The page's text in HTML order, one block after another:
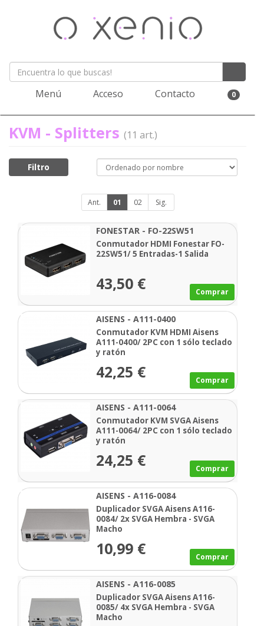
Menú Acceso Contacto 0
KVM - Splitters (11 art.)
Filtro
Ant. 01 02 Sig.
FONESTAR - FO-22SW51
Conmutador HDMI Fonestar FO-
22SW51/ 5 Entradas-1 Salida
43,50 € Comprar
AISENS - A111-0400
Conmutador KVM HDMI Aisens
A111-0400/ 2PC con 1 sólo teclado
y ratón
42,25 € Comprar
AISENS - A111-0064
Conmutador KVM SVGA Aisens
A111-0064/ 2PC con 1 sólo teclado
y ratón
24,25 € Comprar
AISENS - A116-0084
Duplicador SVGA Aisens A116-
0084/ 2x SVGA Hembra - SVGA
Macho
10,99 € Comprar
AISENS - A116-0085
Duplicador SVGA Aisens A116-
0085/ 4x SVGA Hembra - SVGA
Macho